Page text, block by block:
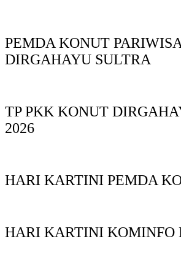
PEMDA KONUT
DIRGAHAYU SULTRA
TP PKK KONUT
2026
HARI KARTINI PEMDA
HARI KARTINI KOMINFO